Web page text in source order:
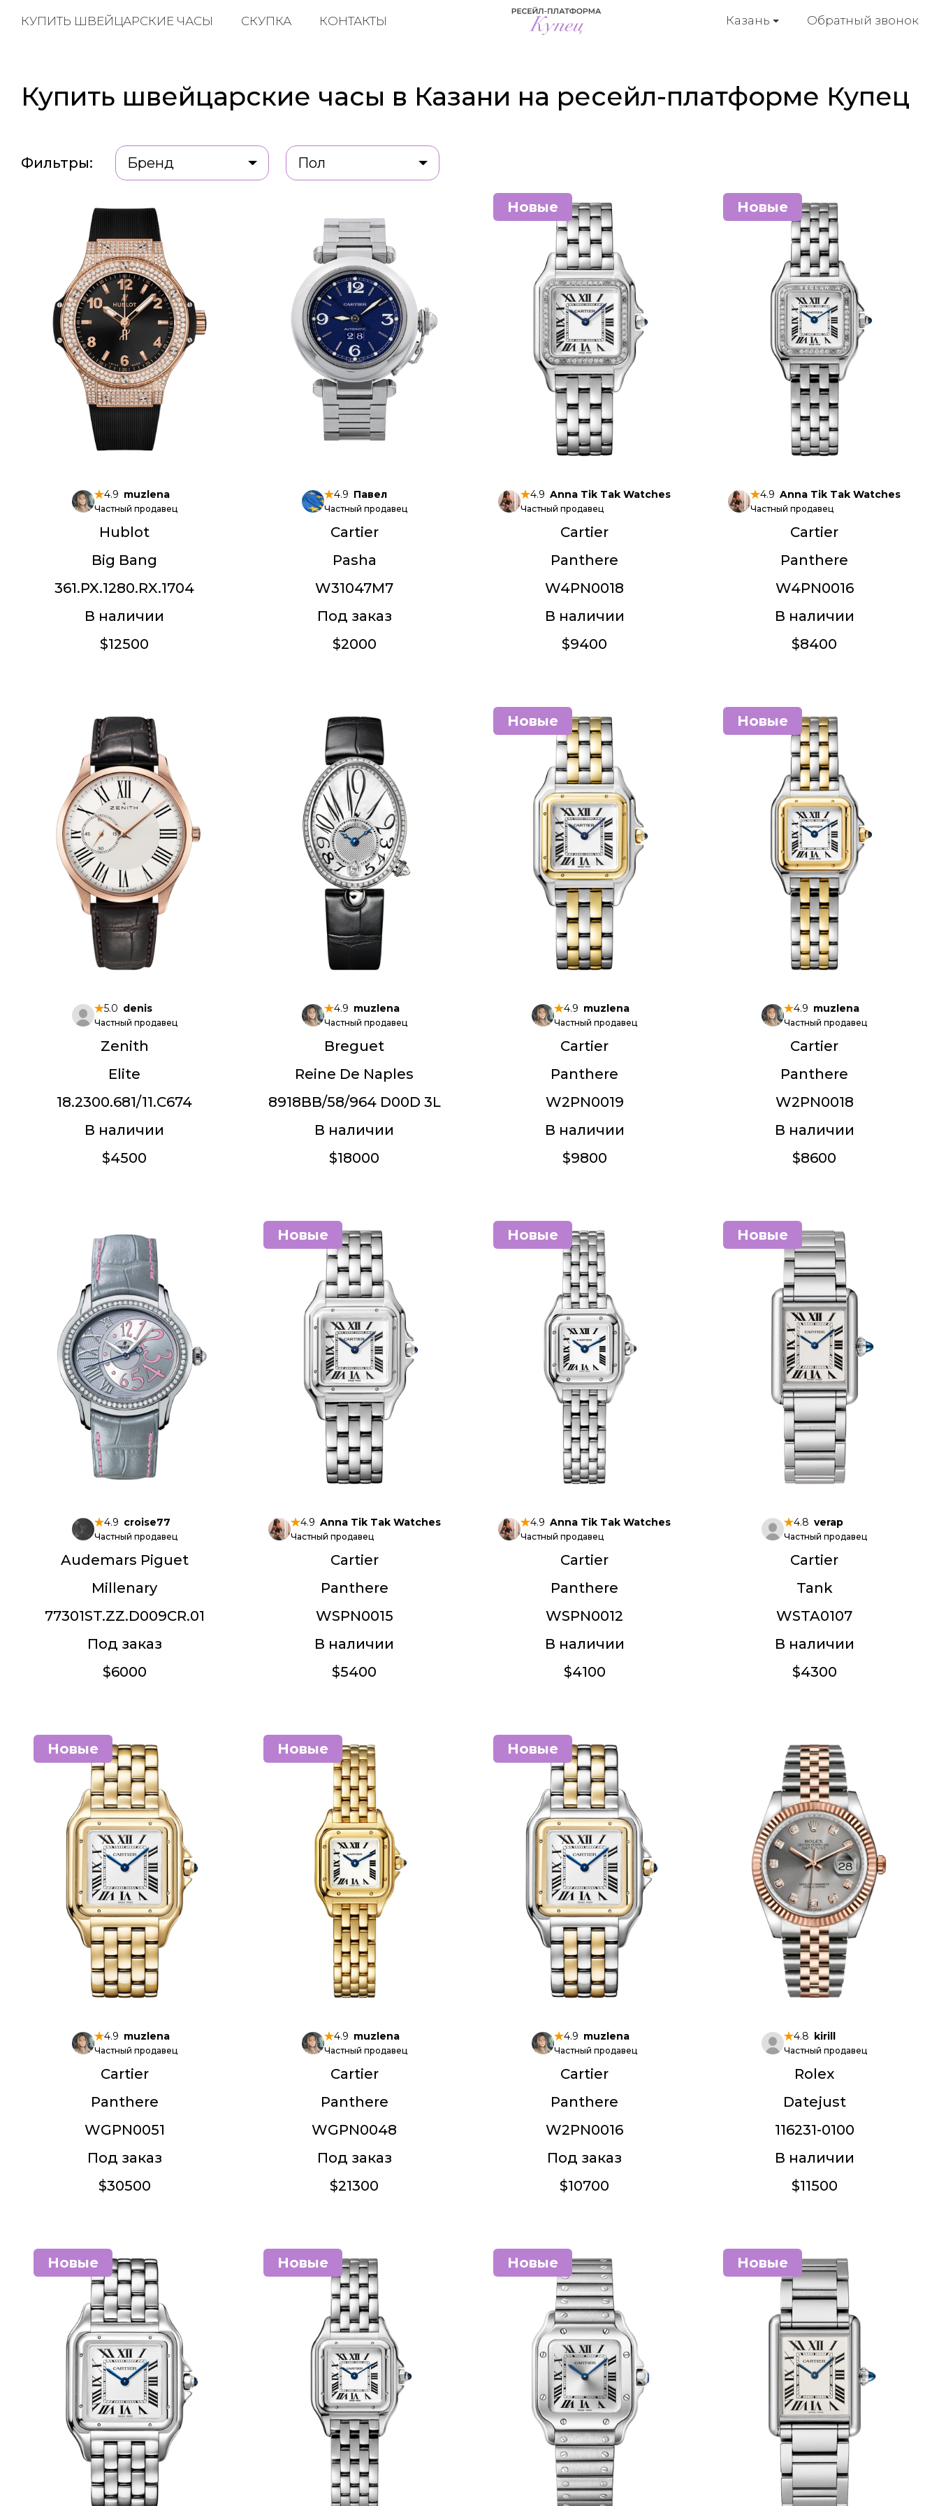
Казань Обратный звонок
КУПИТЬ ШВЕЙЦАРСКИЕ ЧАСЫ СКУПКА КОНТАКТЫ
Купить швейцарские часы в Казани на ресейл-платформе Купец
Фильтры: Бренд Пол
4.9 muzlena
Частный продавец
Hublot
Big Bang
361.PX.1280.RX.1704
В наличии
$12500
4.9 Павел
Частный продавец
Cartier
Pasha
W31047M7
Под заказ
$2000
Новые
4.9 Anna Tik Tak Watches
Частный продавец
Cartier
Panthere
W4PN0018
В наличии
$9400
Новые
4.9 Anna Tik Tak Watches
Частный продавец
Cartier
Panthere
W4PN0016
В наличии
$8400
5.0 denis
Частный продавец
Zenith
Elite
18.2300.681/11.C674
В наличии
$4500
4.9 muzlena
Частный продавец
Breguet
Reine De Naples
8918BB/58/964 D00D 3L
В наличии
$18000
Новые
4.9 muzlena
Частный продавец
Cartier
Panthere
W2PN0019
В наличии
$9800
Новые
4.9 muzlena
Частный продавец
Cartier
Panthere
W2PN0018
В наличии
$8600
4.9 croise77
Частный продавец
Audemars Piguet
Millenary
77301ST.ZZ.D009CR.01
Под заказ
$6000
Новые
4.9 Anna Tik Tak Watches
Частный продавец
Cartier
Panthere
WSPN0015
В наличии
$5400
Новые
4.9 Anna Tik Tak Watches
Частный продавец
Cartier
Panthere
WSPN0012
В наличии
$4100
Новые
4.8 verap
Частный продавец
Cartier
Tank
WSTA0107
В наличии
$4300
Новые
4.9 muzlena
Частный продавец
Cartier
Panthere
WGPN0051
Под заказ
$30500
Новые
4.9 muzlena
Частный продавец
Cartier
Panthere
WGPN0048
Под заказ
$21300
Новые
4.9 muzlena
Частный продавец
Cartier
Panthere
W2PN0016
Под заказ
$10700
4.8 kirill
Частный продавец
Rolex
Datejust
116231-0100
В наличии
$11500
Новые Новые Новые Новые